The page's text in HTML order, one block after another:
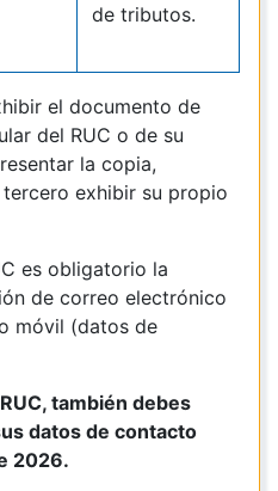
de tributos.
el documento de
del RUC o de su
la copia,
exhibir su propio
es obligatorio la
de correo electrónico
móvil (datos de
también debes
datos de contacto
2026.